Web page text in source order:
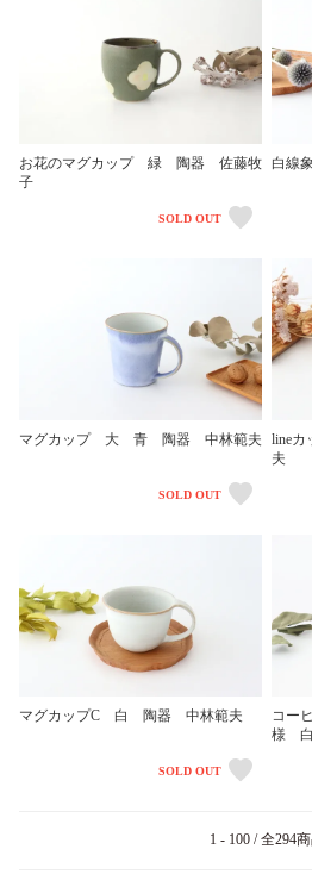
お花のマグカップ 緑 陶器 佐藤牧
子
SOLD OUT
白線
マグカップ 大 青 陶器 中林範夫
SOLD OUT
line
夫
マグカップC 白 陶器 中林範夫
SOLD OUT
コー
様
1 - 100 / 全294